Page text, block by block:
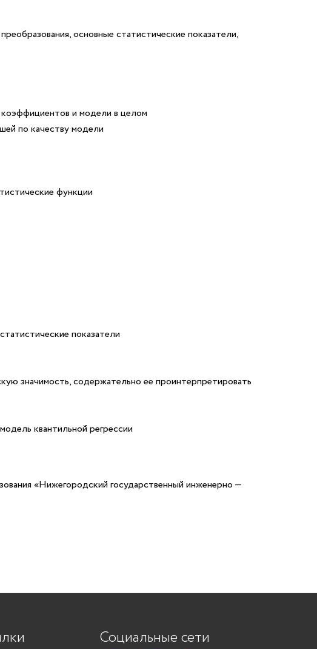
основные статистические показатели,
и модели в целом
по качеству модели
функции
показатели
значимость, содержательно ее проинтерпретировать
квантильной регрессии
«Нижегородский государственный инженерно —
Социальные сети